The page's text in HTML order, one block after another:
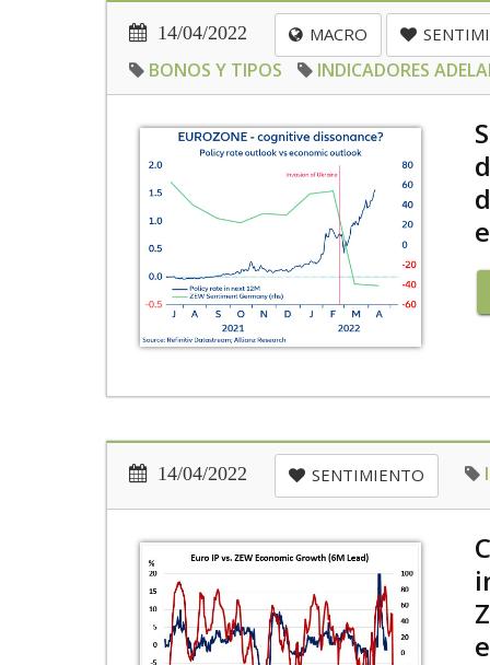
14/04/2022 MACRO
BONOS Y TIPOS INDICADORES
14/04/2022 SENTIMIENTO